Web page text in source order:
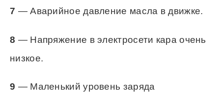
7— Аварийное давление масла в движке.
8 — Напряжение в электросети кара очень